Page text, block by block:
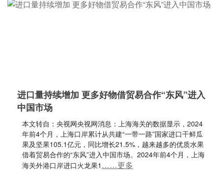
进口量持续增加 更多好物借贸易合作“东风”进入
中国市场
本文转自：央视网央视网消息：上海海关的数据显示，2024
年前4个月，上海口岸累计从共建“一带一路”国家进口干鲜瓜
果及坚果105.1亿元，同比增长21.5%，越来越多的优质水果
借着贸易合作的“东风”进入中国市场。2024年前4个月，上海
海关外港口岸进口火龙果1 ……更多